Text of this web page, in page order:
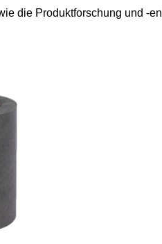
die Produktforschung und -